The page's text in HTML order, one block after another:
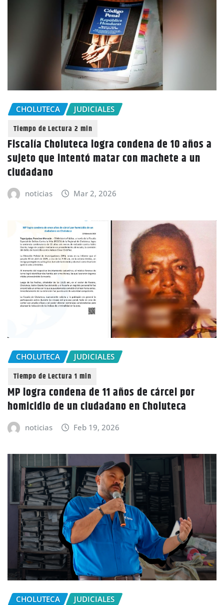
CHOLUTECA JUDICIALES
Fiscalía Choluteca logra condena de 10 años a
sujeto que intentó matar con machete a un
ciudadano
noticias Mar 2, 2026
CHOLUTECA JUDICIALES
MP logra condena de 11 años de cárcel por
homicidio de un ciudadano en Choluteca
noticias Feb 19, 2026
CHOLUTECA JUDICIALES